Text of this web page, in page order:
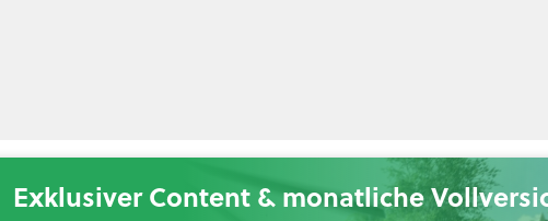
Exklusiver Content & monatliche